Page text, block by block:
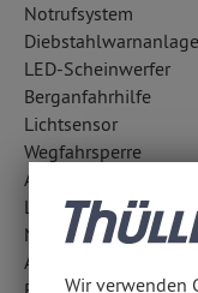
Notrufsystem
Diebstahlwarnanlage
LED-Scheinwerfer
Berganfahrhilfe
Lichtsensor
Wegfahrsperre
Abbiegelicht
LED-Tagfahrlicht
Notbremsassistent
Außentemperatur
Wir verwenden